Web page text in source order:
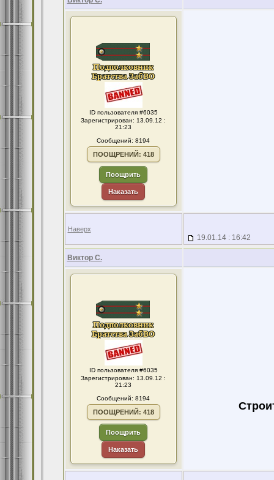
ID пользователя #6035
Зарегистрирован: 13.09.12 :
21:23
Сообщений: 8194
ПООЩРЕНИЙ: 418
Поощрить
Наказать
Наверх
19.01.14 : 16:42
Виктор С.
ID пользователя #6035
Зарегистрирован: 13.09.12 :
21:23
Сообщений: 8194
ПООЩРЕНИЙ: 418
Поощрить
Наказать